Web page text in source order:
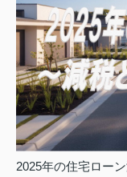
2025年の住宅ロー